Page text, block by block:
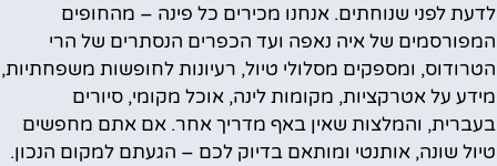
לדעת לפני שנוחתים. אנחנו מכירים כל פינה – מהחופים
המפורסמים של איה נאפה ועד הכפרים הנסתרים של הרי
הטרודוס, ומספקים מסלולי טיול, רעיונות לחופשות משפחתיות,
מידע על אטרקציות, מקומות לינה, אוכל מקומי, סיורים
בעברית, והמלצות שאין באף מדריך אחר. אם אתם מחפשים
טיול שונה, אותנטי ומותאם בדיוק לכם – הגעתם למקום הנכון.